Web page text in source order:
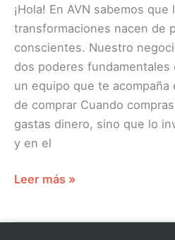
¡Hola! En AVN sabemos que
transformaciones nacen de
conscientes. Nuestro
dos poderes
un equipo que te acompaña
de comprar Cuando
gastas dinero, sino que lo
y en el
Leer más »